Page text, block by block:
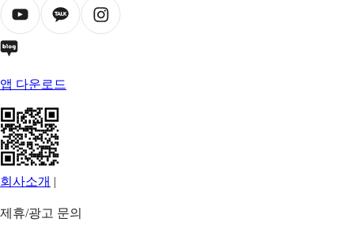
앱 다운로드
회사소개 |
제휴/광고 문의